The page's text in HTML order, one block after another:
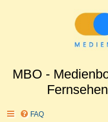
MBO -
FAQ